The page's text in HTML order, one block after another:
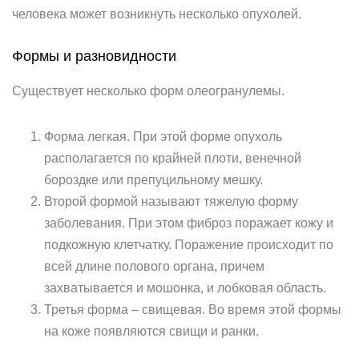
человека может возникнуть несколько опухолей.
Формы и разновидности
Существует несколько форм олеогранулемы.
Форма легкая. При этой форме опухоль
располагается по крайней плоти, венечной
бороздке или препуцильному мешку.
Второй формой называют тяжелую форму
заболевания. При этом фиброз поражает кожу и
подкожную клетчатку. Поражение происходит по
всей длине полового органа, причем
захватывается и мошонка, и лобковая область.
Третья форма – свищевая. Во время этой формы
на коже появляются свищи и ранки.